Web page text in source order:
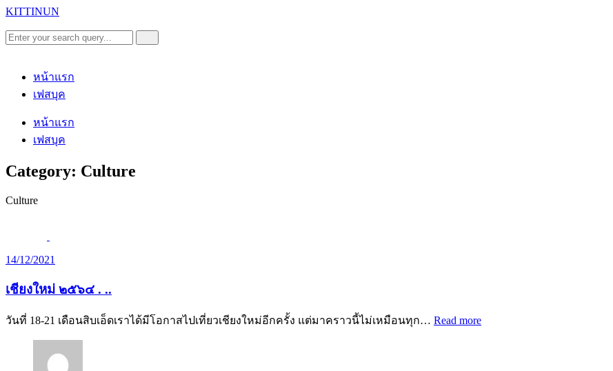
KITTINUN
หน้าแรก
เฟสบุค
หน้าแรก
เฟสบุค
Category: Culture
Culture
14/12/2021
เชียงใหม่ ๒๕๖๔ . ..
วันที่ 18-21 เดือนสิบเอ็ดเราได้มีโอกาสไปเที่ยวเชียงใหม่อีกครั้ง แต่มาคราวนี้ไม่เหมือนทุก… Read more